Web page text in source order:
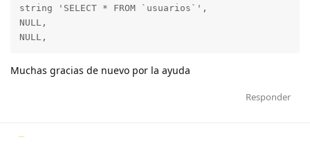
string 'SELECT * FROM `usuarios`',
NULL,
NULL,
Muchas gracias de nuevo por la ayuda
Responder